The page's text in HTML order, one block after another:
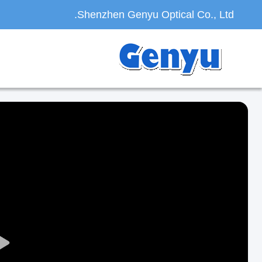
Shenzhen Genyu Optical Co., Ltd.